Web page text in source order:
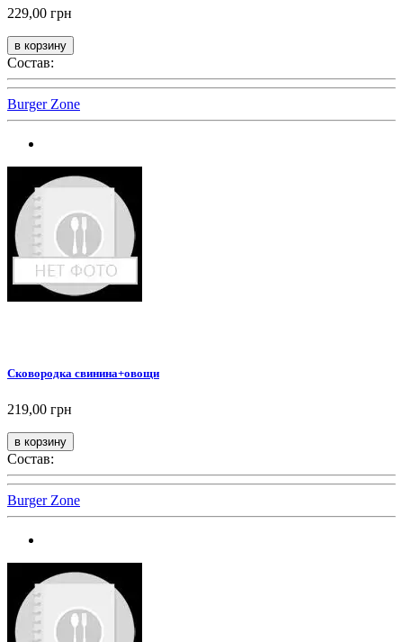
229,00 грн
Состав:
Burger Zone
Сковородка свинина+овощи
219,00 грн
Состав:
Burger Zone